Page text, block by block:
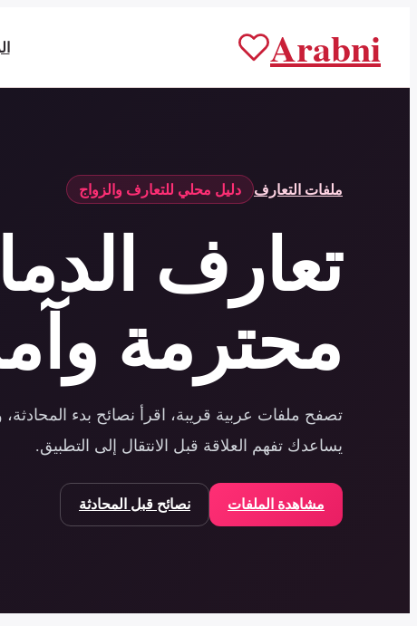
Arabni
ملفات التعارف دليل محلي للتعارف والزواج
تعارف
محترمة
تصفح ملفات عربية قريبة، اقرأ نصائح بدء
يساعدك تفهم العلاقة قبل الانتقال إلى التطبيق.
مشاهدة الملفات نصائح قبل المحادثة